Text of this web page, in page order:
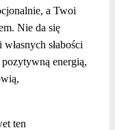
a Twoi
Nie da się
słabości
energią,
ten